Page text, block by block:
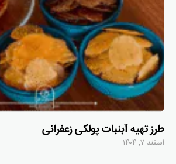
طرز تهیه آبنبات پولکی زعفرانی
اسفند ۷, ۱۴۰۴